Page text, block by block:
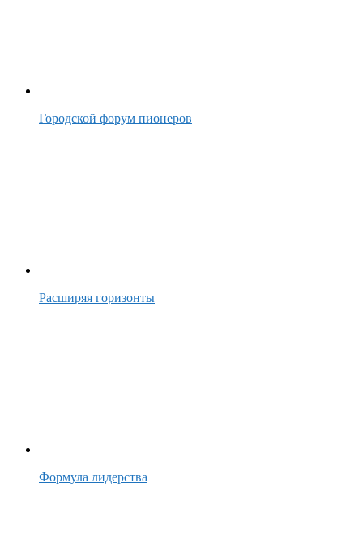
Городской форум пионеров
Расширяя горизонты
Формула лидерства